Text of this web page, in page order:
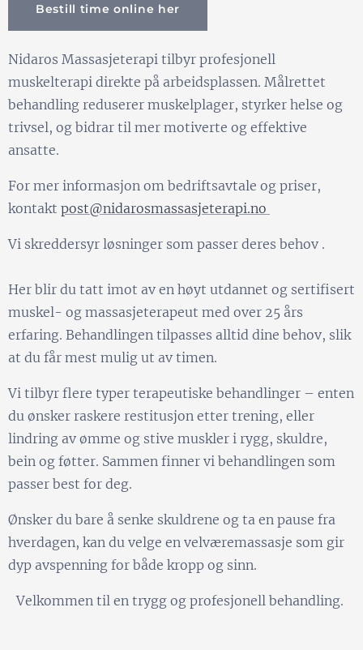
Bestill time online her
Nidaros Massasjeterapi tilbyr profesjonell
muskelterapi direkte på arbeidsplassen. Målrettet
behandling reduserer muskelplager, styrker helse og
trivsel, og bidrar til mer motiverte og effektive
ansatte.
For mer informasjon om bedriftsavtale og priser,
kontakt post@nidarosmassasjeterapi.no
Vi skreddersyr løsninger som passer deres behov .
Her blir du tatt imot av en høyt utdannet og sertifisert
muskel- og massasjeterapeut med over 25 års
erfaring. Behandlingen tilpasses alltid dine behov, slik
at du får mest mulig ut av timen.
Vi tilbyr flere typer terapeutiske behandlinger – enten
du ønsker raskere restitusjon etter trening, eller
lindring av ømme og stive muskler i rygg, skuldre,
bein og føtter. Sammen finner vi behandlingen som
passer best for deg.
Ønsker du bare å senke skuldrene og ta en pause fra
hverdagen, kan du velge en velværemassasje som gir
dyp avspenning for både kropp og sinn.
Velkommen til en trygg og profesjonell behandling.